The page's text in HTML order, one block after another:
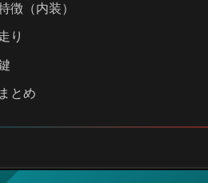
徴（内装）
り
まとめ